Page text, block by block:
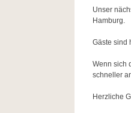
Unser
Hamburg.
Gäste sind
Wenn sich
schneller
Herzliche